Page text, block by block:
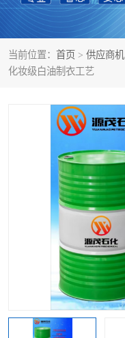
当前位置： 首页 > 供应商机
化妆级白油制衣工艺
6号+120号溶剂油
异构烷烃
26+32号化妆级白油
2731溶剂油